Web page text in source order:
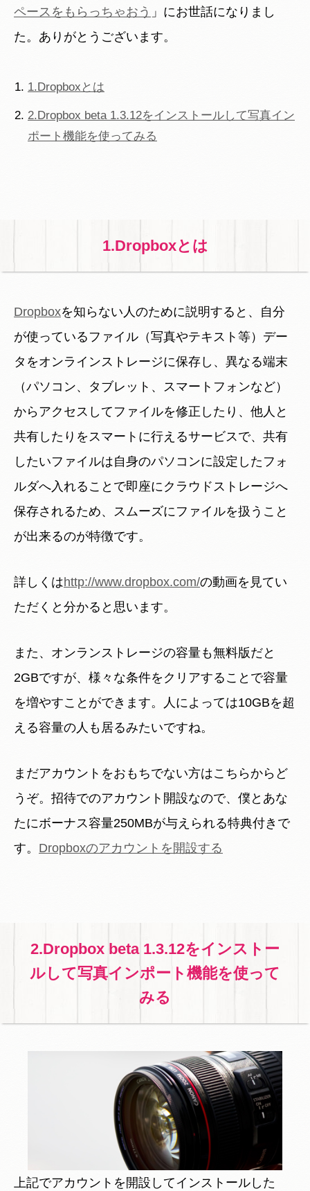
ペースをもらっちゃおう 」にお世話になりまし
た。ありがとうございます。
1.Dropboxとは
2.Dropbox beta 1.3.12をインストールして写真イン
ポート機能を使ってみる
1.Dropboxとは
Dropboxを知らない人のために説明すると、自分
が使っているファイル（写真やテキスト等）デー
タをオンラインストレージに保存し、異なる端末
（パソコン、タブレット、スマートフォンなど）
からアクセスしてファイルを修正したり、他人と
共有したりをスマートに行えるサービスで、共有
したいファイルは自身のパソコンに設定したフォ
ルダへ入れることで即座にクラウドストレージへ
保存されるため、スムーズにファイルを扱うこと
が出来るのが特徴です。
詳しくはhttp://www.dropbox.com/の動画を見てい
ただくと分かると思います。
また、オンランストレージの容量も無料版だと
2GBですが、様々な条件をクリアすることで容量
を増やすことができます。人によっては10GBを超
える容量の人も居るみたいですね。
まだアカウントをおもちでない方はこちらからど
うぞ。招待でのアカウント開設なので、僕とあな
たにボーナス容量250MBが与えられる特典付きで
す。 Dropboxのアカウントを開設する
2.Dropbox beta 1.3.12をインストー
ルして写真インポート機能を使って
みる
上記でアカウントを開設してインストールした